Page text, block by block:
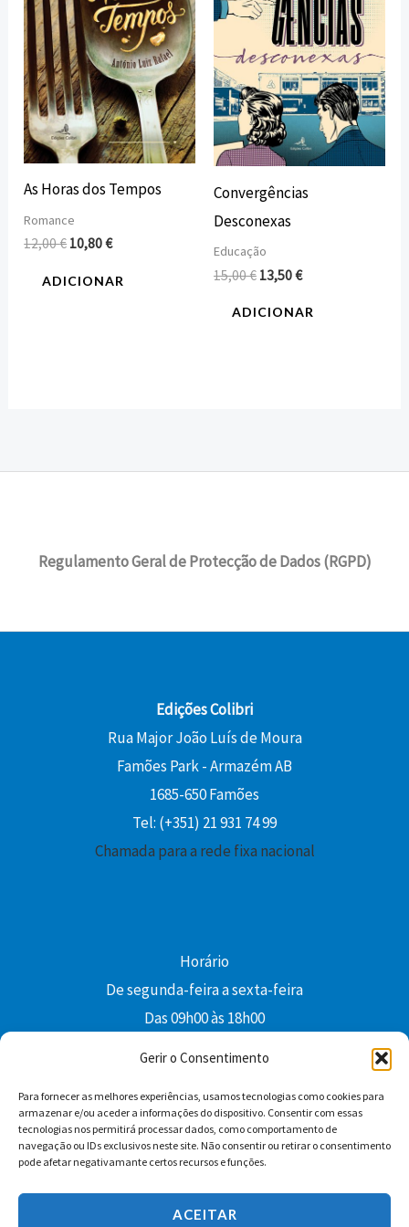
Gerir o Consentimento
Para fornecer as melhores experiências, usamos tecnologias como cookies para
armazenar e/ou aceder a informações do dispositivo. Consentir com essas
tecnologias nos permitirá processar dados, como comportamento de
navegação ou IDs exclusivos neste site. Não consentir ou retirar o consentimento
pode afetar negativamante certos recursos e funções.
ACEITAR
As Horas dos Tempos
Romance
12,00€ 10,80€
ADICIONAR
Convergências
Desconexas
Educação
15,00€ 13,50€
ADICIONAR
Regulamento Geral de Protecção de Dados (RGPD)
Edições Colibri
Rua Major João Luís de Moura
Famões Park - Armazém AB
1685-650 Famões
Tel: (+351) 21 931 74 99
Chamada para a rede fixa nacional
Horário
De segunda-feira a sexta-feira
Das 09h00 às 18h00
Facebook YouTube Instagram
Whatsapp
Condições Gerais de Venda